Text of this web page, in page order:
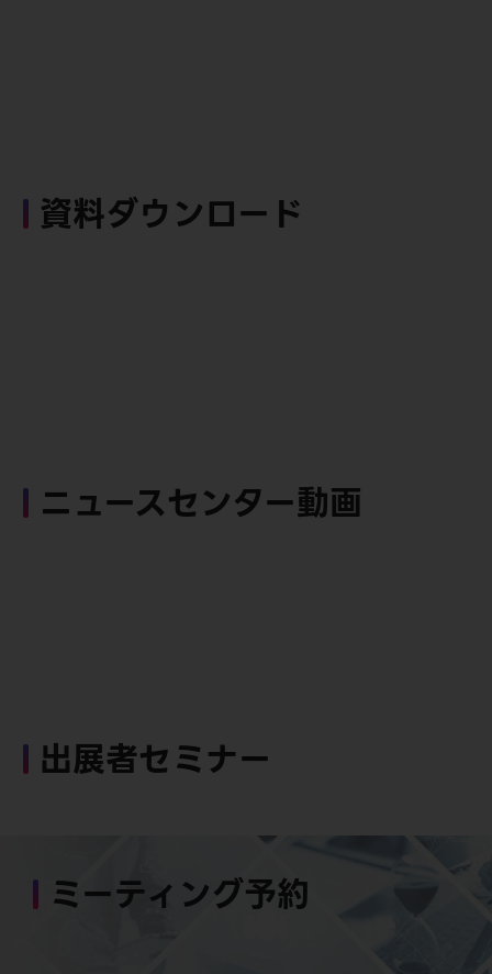
資料ダウンロード
ニュースセンター動画
出展者セミナー
ミーティング予約